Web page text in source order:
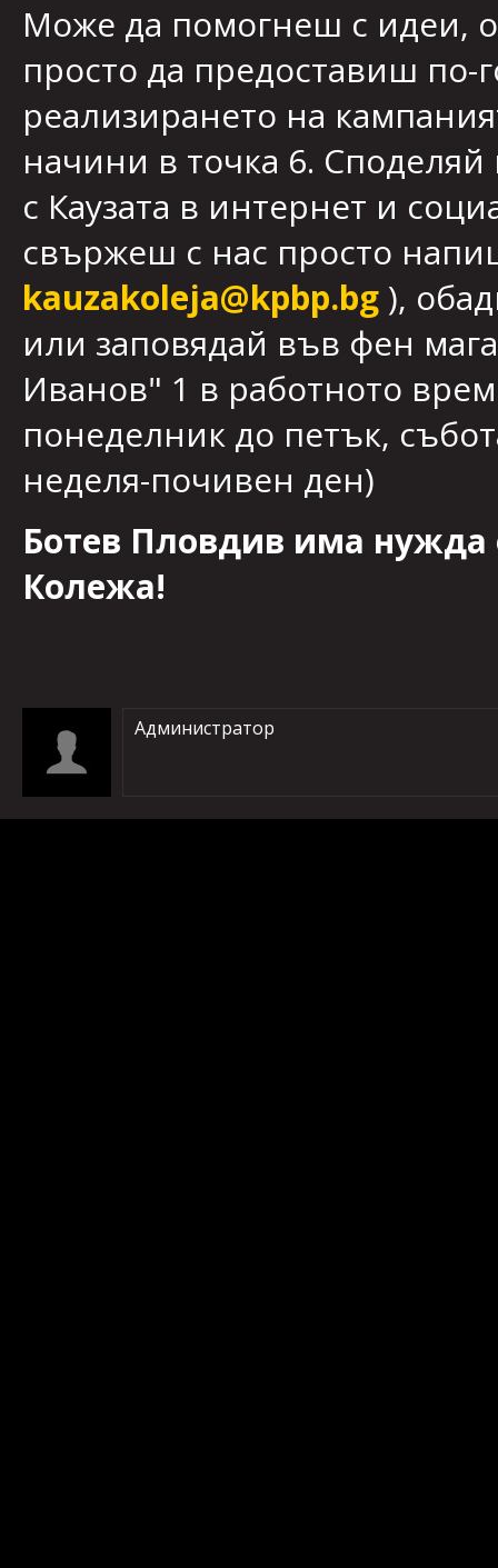
Може да помогнеш с идеи,
просто да предоставиш по-
реализирането на
начини в точка 6.
с Каузата в интернет и
свържеш с нас просто
kauzakoleja@kpbp.bg ),
или заповядай във фен
Иванов" 1 в работното
понеделник до петък,
неделя-почивен ден)
Ботев Пловдив има нужда
Колежа!
Администратор